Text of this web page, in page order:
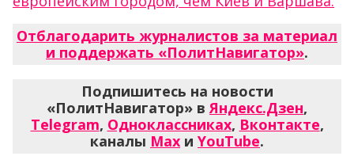
Отблагодарить журналистов за материал
и поддержать «ПолитНавигатор».
Подпишитесь на новости
«ПолитНавигатор» вЯндекс.Дзен,
Telegram, Одноклассниках, Вконтакте,
каналы Max и YouTube.